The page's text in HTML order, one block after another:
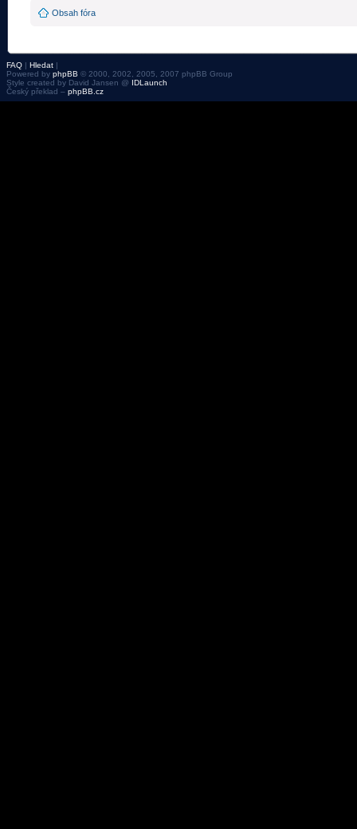
Obsah fóra
FAQ | Hledat |
Powered by phpBB © 2000, 2002, 2005, 2007 phpBB Group
Style created by David Jansen @ IDLaunch
Český překlad – phpBB.cz